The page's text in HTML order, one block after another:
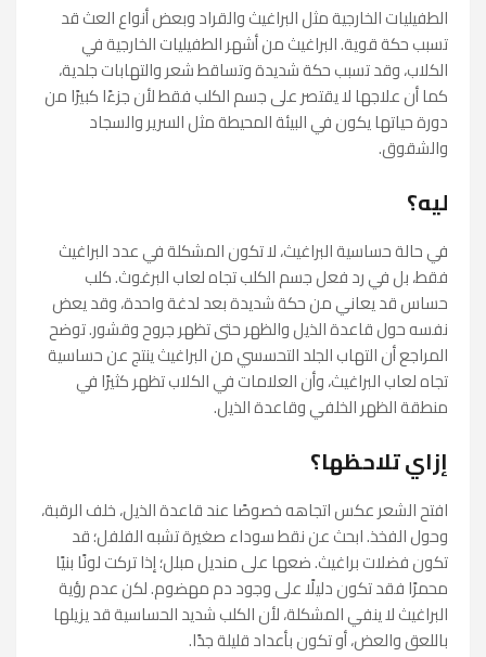
الطفيليات الخارجية مثل البراغيث والقراد وبعض أنواع العث قد
تسبب حكة قوية. البراغيث من أشهر الطفيليات الخارجية في
الكلاب، وقد تسبب حكة شديدة وتساقط شعر والتهابات جلدية،
كما أن علاجها لا يقتصر على جسم الكلب فقط لأن جزءًا كبيرًا من
دورة حياتها يكون في البيئة المحيطة مثل السرير والسجاد
والشقوق.
ليه؟
في حالة حساسية البراغيث، لا تكون المشكلة في عدد البراغيث
فقط، بل في رد فعل جسم الكلب تجاه لعاب البرغوث. كلب
حساس قد يعاني من حكة شديدة بعد لدغة واحدة، وقد يعض
نفسه حول قاعدة الذيل والظهر حتى تظهر جروح وقشور. توضح
المراجع أن التهاب الجلد التحسسي من البراغيث ينتج عن حساسية
تجاه لعاب البراغيث، وأن العلامات في الكلاب تظهر كثيرًا في
منطقة الظهر الخلفي وقاعدة الذيل.
إزاي تلاحظها؟
افتح الشعر عكس اتجاهه خصوصًا عند قاعدة الذيل، خلف الرقبة،
وحول الفخذ. ابحث عن نقط سوداء صغيرة تشبه الفلفل؛ قد
تكون فضلات براغيث. ضعها على منديل مبلل؛ إذا تركت لونًا بنيًا
محمرًا فقد تكون دليلًا على وجود دم مهضوم. لكن عدم رؤية
البراغيث لا ينفي المشكلة، لأن الكلب شديد الحساسية قد يزيلها
باللعق والعض، أو تكون بأعداد قليلة جدًا.